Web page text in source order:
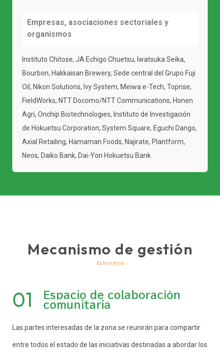
Empresas, asociaciones sectoriales y
organismos
Instituto Chitose, JA Echigo Chuetsu, Iwatsuka Seika,
Bourbon, Hakkaisan Brewery, Sede central del Grupo Fuji
Oil, Nikon Solutions, Ivy System, Meiwa e-Tech, Toprise,
FieldWorks, NTT Docomo/NTT Communications, Honen
Agri, Onchip Biotechnologies, Instituto de Investigación
de Hokuetsu Corporation, System Square, Eguchi Dango,
Axial Retailing, Hamaman Foods, Najirate, Plantform,
Neos, Daiko Bank, Dai-Yon Hokuetsu Bank
Mecanismo de gestión
Estructura
01
Espacio de colaboración
comunitaria
Las partes interesadas de la zona se reunirán para compartir
entre todos el estado de las iniciativas destinadas a abordar los